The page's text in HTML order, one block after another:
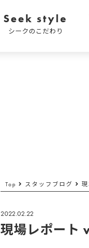
Seek style
シークのこだわり
Top スタッフブログ
2022.02.22
現場レポート